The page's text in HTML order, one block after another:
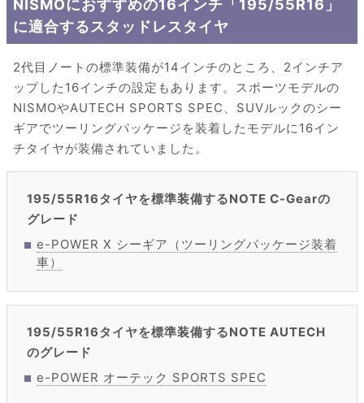
NISMOにおすすめの16インチ「195/55R16」
に適合するスタッドレスタイヤ
2代目ノートの標準装備が14インチのところ、2インチア
ップした16インチの設定もあります。スポーツモデルの
NISMOやAUTECH SPORTS SPEC、SUVルックのシー
ギアでツーリングパッケージを装着したモデルに16イン
チタイヤが装備されていました。
195/55R16タイヤを標準装備するNOTE C-Gearの
グレード
e-POWER X シーギア（ツーリングパッケージ装着
車）
195/55R16タイヤを標準装備するNOTE AUTECH
のグレード
e-POWER オーテック SPORTS SPEC